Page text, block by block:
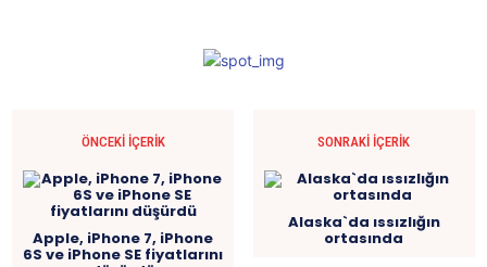
ÖNCEKI İÇERIK
Apple, iPhone 7, iPhone
6S ve iPhone SE fiyatlarını
SONRAKI İÇERIK
Alaska`da ıssızlığın
ortasında